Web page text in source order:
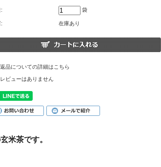
袋
在庫あり
返品についての詳細はこちら
レビューはありません
米茶です。